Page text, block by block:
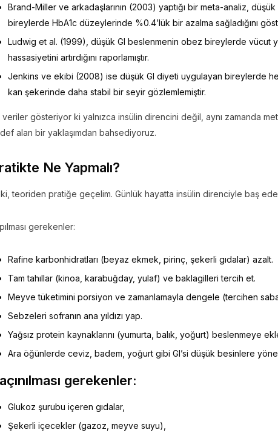
Brand-Miller ve arkadaşlarının (2003) yaptığı bir meta-analiz,
bireylerde HbA1c düzeylerinde %0.4’lük bir azalma sağladığını
Ludwig et al. (1999), düşük GI beslenmenin obez bireylerde vücut
hassasiyetini artırdığını raporlamıştır.
Jenkins ve ekibi (2008) ise düşük GI diyeti uygulayan bireylerde
kan şekerinde daha stabil bir seyir gözlemlemiştir.
veriler gösteriyor ki yalnızca insülin direncini değil, aynı zamanda
alan bir yaklaşımdan bahsediyoruz.
Ne Yapmalı?
teoriden pratiğe geçelim. Günlük hayatta insülin direnciyle baş
gerekenler:
Rafine karbonhidratları (beyaz ekmek, pirinç, şekerli gıdalar) azalt.
Tam tahıllar (kinoa, karabuğday, yulaf) ve baklagilleri tercih et.
Meyve tüketimini porsiyon ve zamanlamayla dengele (tercihen
Sebzeleri sofranın ana yıldızı yap.
Yağsız protein kaynaklarını (yumurta, balık, yoğurt) beslenmeye
Ara öğünlerde ceviz, badem, yoğurt gibi GI’si düşük besinlere
gerekenler:
Glukoz şurubu içeren gıdalar,
Şekerli içecekler (gazoz, meyve suyu),